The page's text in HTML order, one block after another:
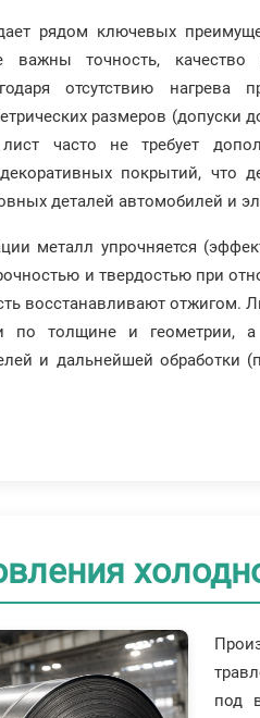
рядом ключевых
точность, качество
отсутствию нагрева
размеров (допуски
часто не требует
покрытий, что
деталей автомобилей и
металл упрочняется
и твердостью при
восстанавливают отжигом.
по толщине и геометрии, а
и дальнейшей обработки
под